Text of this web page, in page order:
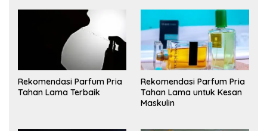
Rekomendasi Parfum Pria
Tahan Lama Terbaik
Rekomendasi Parfum Pria
Tahan Lama untuk Kesan
Maskulin